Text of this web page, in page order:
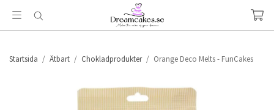
Startsida / Ätbart / Chokladprodukter / Orange Deco Melts - FunCakes